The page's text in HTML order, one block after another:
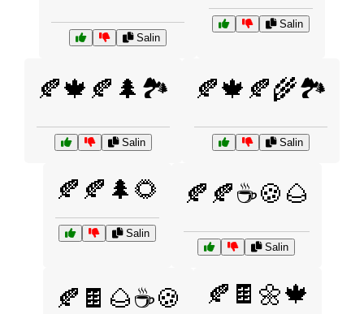
Salin
Salin
🍂🍁🍂🌲🏞️
Salin
🍂🍁🍂🌾🏞️
Salin
🍂🍂🌲🌻
Salin
🍂🍂☕🍪🌰
Salin
🍂🍫🌰☕🍪 🍂🍫🌼🍁